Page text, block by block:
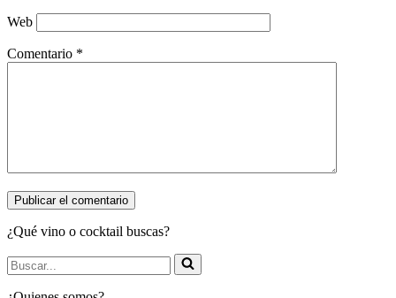
Web
Comentario *
¿Qué vino o cocktail buscas?
Buscar...